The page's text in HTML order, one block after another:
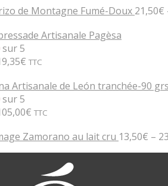
de Montagne Fumé-Doux 21,50€
Artisanale Pagèsa
sur 5
€ TTC
Artisanale de León tranchée-90 grs
sur 5
€ TTC
Zamorano au lait cru 13,50€ –